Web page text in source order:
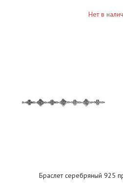
Нет в
Браслет серебряный 925